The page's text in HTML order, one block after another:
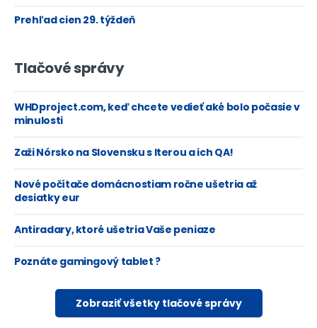
Prehľad cien 29. týždeň
Tlačové správy
WHDproject.com, keď chcete vedieť aké bolo počasie v
minulosti
Zaži Nórsko na Slovensku s Iterou a ich QA!
Nové počítače domácnostiam ročne ušetria až
desiatky eur
Antiradary, ktoré ušetria Vaše peniaze
Poznáte gamingový tablet ?
Zobraziť všetky tlačové správy